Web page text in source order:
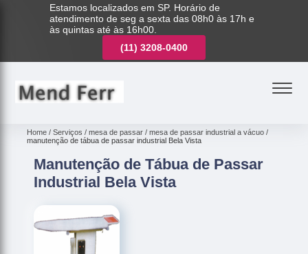
Estamos localizados em SP. Horário de
atendimento de seg a sexta das 08h0 às 17h e
às quintas até às 16h00.
(11) 3221-7003
Home Serviços mesa de passar
mesa de passar industrial a vácuo
manutenção de tábua de passar industrial Bela Vista
Manutenção de Tábua de Passar
Industrial Bela Vista